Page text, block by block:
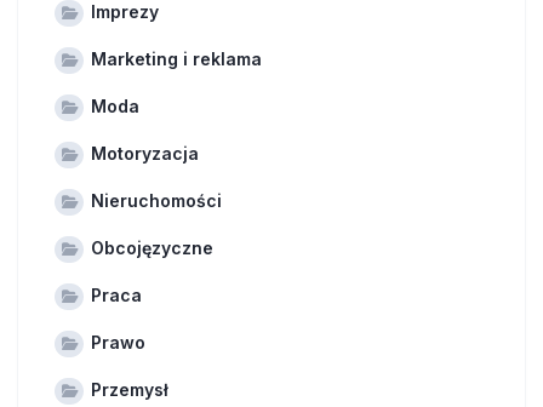
Imprezy
Marketing i reklama
Moda
Motoryzacja
Nieruchomości
Obcojęzyczne
Praca
Prawo
Przemysł